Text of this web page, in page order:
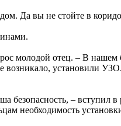
Да вы не стойте в
молодой отец. – В нашем
возникало, установили
– вступил в
необходимость